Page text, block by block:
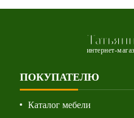
интернет-
ПОКУПАТЕЛЮ
Каталог мебели